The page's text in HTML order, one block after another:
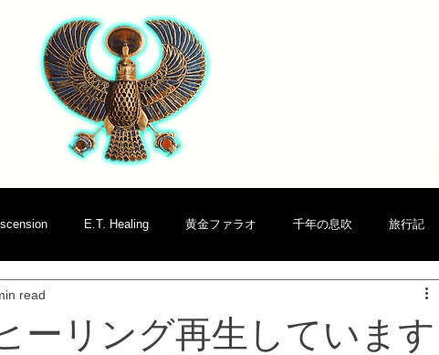
E.T. Healing 黄金ファラオ 千年の息吹 旅行記
ーリング再生しています
read